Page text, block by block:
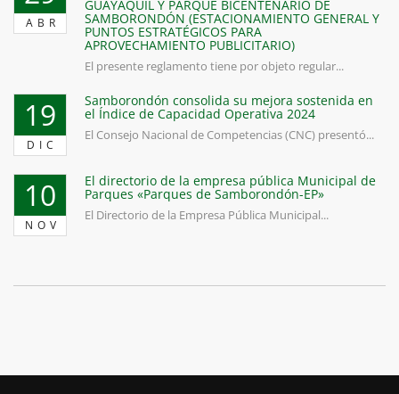
ABR
GUAYAQUIL Y PARQUE BICENTENARIO DE
SAMBORONDÓN (ESTACIONAMIENTO GENERAL Y
PUNTOS ESTRATÉGICOS PARA
APROVECHAMIENTO PUBLICITARIO)
El presente reglamento tiene por objeto regular...
19
DIC
Samborondón consolida su mejora sostenida en
el Índice de Capacidad Operativa 2024
El Consejo Nacional de Competencias (CNC) presentó...
10
NOV
El directorio de la empresa pública Municipal de
Parques «Parques de Samborondón-EP»
El Directorio de la Empresa Pública Municipal...